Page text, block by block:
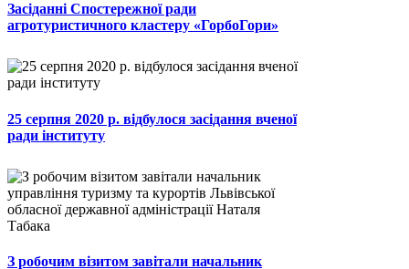
Засіданні Спостережної ради
агротуристичного кластеру «ГорбоГори»
25 серпня 2020 р. відбулося засідання вченої
ради інституту
З робочим візитом завітали начальник